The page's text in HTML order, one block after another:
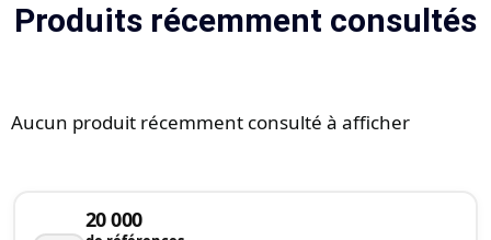
Produits récemment consultés
Aucun produit récemment consulté à afficher
20 000